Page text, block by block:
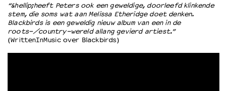
“&hellip;heeft Peters ook een geweldige, doorleefd klinkende
stem, die soms wat aan Melissa Etheridge doet denken.
Blackbirds is een geweldig nieuw album van een in de
roots-/country-wereld allang gevierd artiest.”
(WrittenInMusic over Blackbirds)